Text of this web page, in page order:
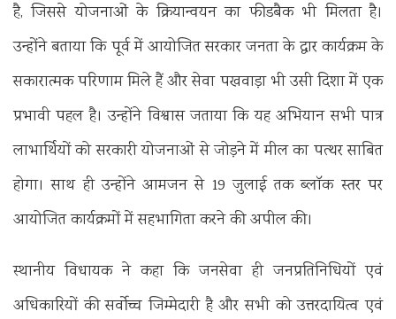
है, जिससे योजनाओं के क्रियान्वयन का फीडबैक भी मिलता है।
उन्होंने बताया कि पूर्व में आयोजित सरकार जनता के द्वार कार्यक्रम के
सकारात्मक परिणाम मिले हैं और सेवा पखवाड़ा भी उसी दिशा में एक
प्रभावी पहल है। उन्होंने विश्वास जताया कि यह अभियान सभी पात्र
लाभार्थियों को सरकारी योजनाओं से जोड़ने में मील का पत्थर साबित
होगा। साथ ही उन्होंने आमजन से 19 जुलाई तक ब्लॉक स्तर पर
आयोजित कार्यक्रमों में सहभागिता करने की अपील की।
स्थानीय विधायक ने कहा कि जनसेवा ही जनप्रतिनिधियों एवं
अधिकारियों की सर्वोच्च जिम्मेदारी है और सभी को उत्तरदायित्व एवं